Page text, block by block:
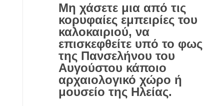
Μη χάσετε μια από τις
κορυφαίες εμπειρίες του
καλοκαιριού, να
επισκεφθείτε υπό το φως
της Πανσελήνου του
Αυγούστου κάποιο
αρχαιολογικό χώρο ή
μουσείο της Ηλείας.